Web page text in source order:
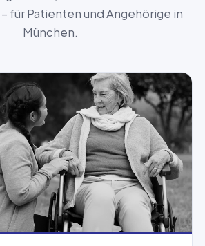
für Patienten und Angehörige in
München.